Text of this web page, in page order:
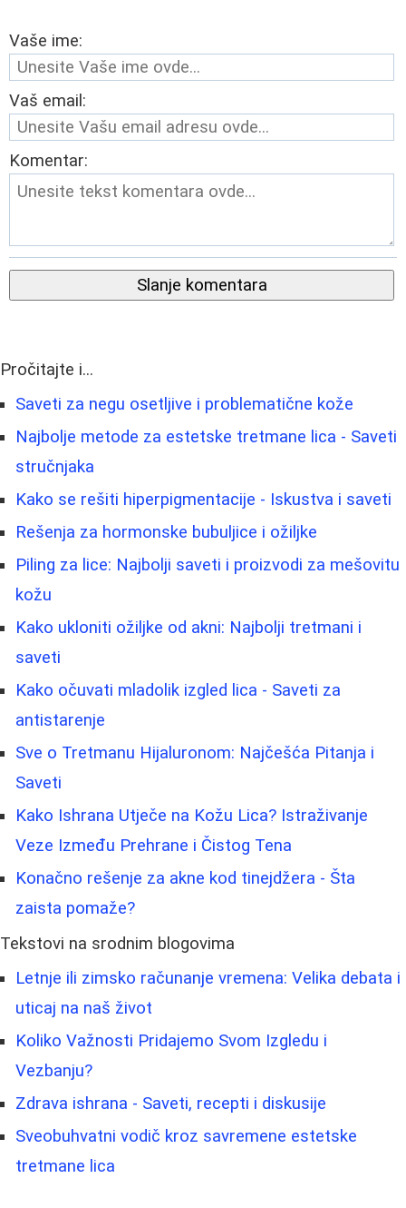
Vaše ime:
Vaš email:
Komentar:
Slanje komentara
Pročitajte i...
Saveti za negu osetljive i problematične kože
Najbolje metode za estetske tretmane lica - Saveti
stručnjaka
Kako se rešiti hiperpigmentacije - Iskustva i saveti
Rešenja za hormonske bubuljice i ožiljke
Piling za lice: Najbolji saveti i proizvodi za mešovitu
kožu
Kako ukloniti ožiljke od akni: Najbolji tretmani i
saveti
Kako očuvati mladolik izgled lica - Saveti za
antistarenje
Sve o Tretmanu Hijaluronom: Najčešća Pitanja i
Saveti
Kako Ishrana Utječe na Kožu Lica? Istraživanje
Veze Između Prehrane i Čistog Tena
Konačno rešenje za akne kod tinejdžera - Šta
zaista pomaže?
Tekstovi na srodnim blogovima
Letnje ili zimsko računanje vremena: Velika debata i
uticaj na naš život
Koliko Važnosti Pridajemo Svom Izgledu i
Vezbanju?
Zdrava ishrana - Saveti, recepti i diskusije
Sveobuhvatni vodič kroz savremene estetske
tretmane lica